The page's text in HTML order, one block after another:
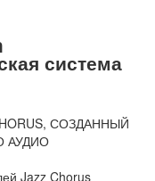
система
СОЗДАННЫЙ
АУДИО
Jazz Chorus